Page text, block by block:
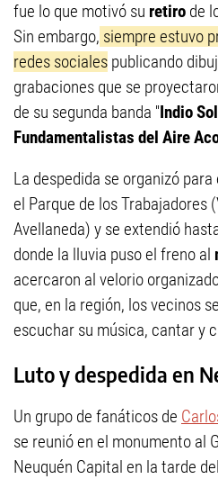
fue lo que motivó su retiro de
Sin embargo, siempre estuvo
redes sociales publicando
grabaciones que se
de su segunda banda ''Indio
Fundamentalistas del Aire
La despedida se organizó para
el Parque de los Trabajadores
Avellaneda) y se extendió
donde la lluvia puso el freno al
acercaron al velorio
que, en la región, los vecinos se
escuchar su música, cantar y
Luto y despedida en
Un grupo de fanáticos de
se reunió en el monumento al
Neuquén Capital en la tarde